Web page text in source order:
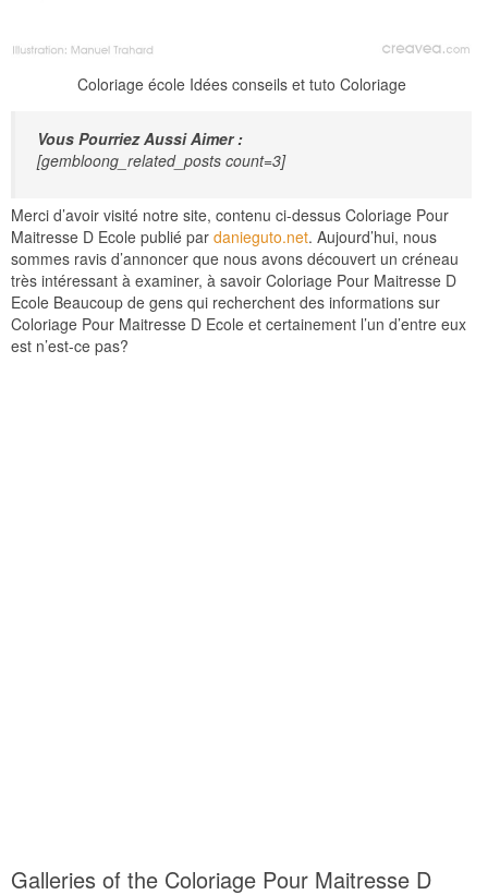
Coloriage école Idées conseils et tuto Coloriage
Vous Pourriez Aussi Aimer :
[gembloong_related_posts count=3]
Merci d’avoir visité notre site, contenu ci-dessus Coloriage Pour
Maitresse D Ecole publié par danieguto.net. Aujourd’hui, nous
sommes ravis d’annoncer que nous avons découvert un créneau
très intéressant à examiner, à savoir Coloriage Pour Maitresse D
Ecole Beaucoup de gens qui recherchent des informations sur
Coloriage Pour Maitresse D Ecole et certainement l’un d’entre eux
est n’est-ce pas?
Galleries of the Coloriage Pour Maitresse D